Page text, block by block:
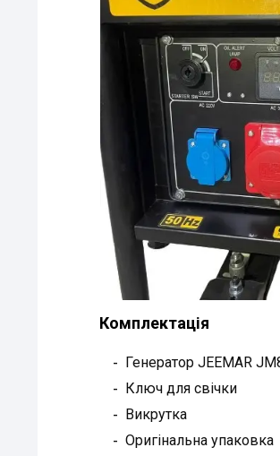
Комплектація
Генератор JEEMAR
Ключ для свічки
Викрутка
Оригінальна упаковка